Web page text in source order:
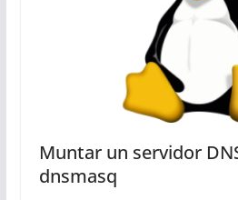
Muntar un servidor
dnsmasq